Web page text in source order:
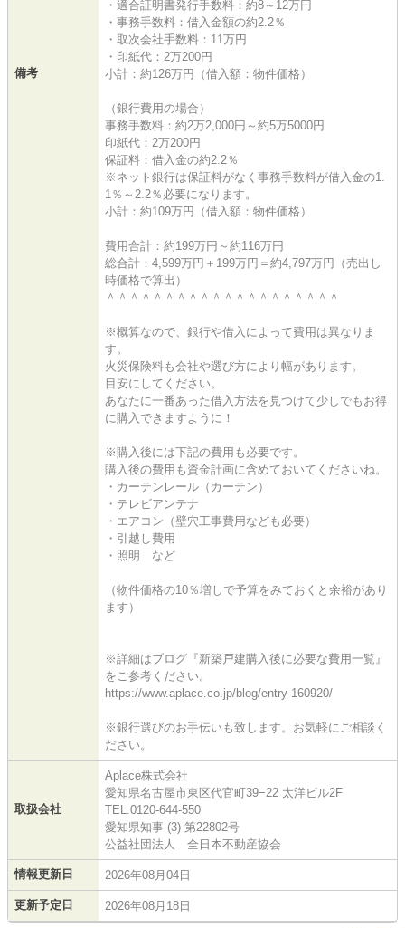
備考
・適合証明書発行手数料：約8～12万円
・事務手数料：借入金額の約2.2％
・取次会社手数料：11万円
・印紙代：2万200円
小計：約126万円（借入額：物件価格）
（銀行費用の場合）
事務手数料：約2万2,000円～約5万5000円
印紙代：2万200円
保証料：借入金の約2.2％
※ネット銀行は保証料がなく事務手数料が借入金の1.
1％～2.2％必要になります。
小計：約109万円（借入額：物件価格）
費用合計：約199万円～約116万円
総合計：4,599万円＋199万円＝約4,797万円（売出し
時価格で算出）
＾＾＾＾＾＾＾＾＾＾＾＾＾＾＾＾＾＾＾＾
※概算なので、銀行や借入によって費用は異なりま
す。
火災保険料も会社や選び方により幅があります。
目安にしてください。
あなたに一番あった借入方法を見つけて少しでもお得
に購入できますように！
※購入後には下記の費用も必要です。
購入後の費用も資金計画に含めておいてくださいね。
・カーテンレール（カーテン）
・テレビアンテナ
・エアコン（壁穴工事費用なども必要）
・引越し費用
・照明 など
（物件価格の10％増しで予算をみておくと余裕があり
ます）
※詳細はブログ『新築戸建購入後に必要な費用一覧』
をご参考ください。
https://www.aplace.co.jp/blog/entry-160920/
※銀行選びのお手伝いも致します。お気軽にご相談く
ださい。
取扱会社
Aplace株式会社
愛知県名古屋市東区代官町39−22 太洋ビル2F
TEL:0120-644-550
愛知県知事 (3) 第22802号
公益社団法人 全日本不動産協会
情報更新日 2026年08月04日
更新予定日 2026年08月18日